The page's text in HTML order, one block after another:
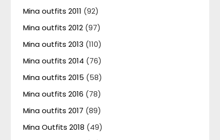
Mina outfits 2011 (92)
Mina outfits 2012 (97)
Mina outfits 2013 (110)
Mina outfits 2014 (76)
Mina outfits 2015 (58)
Mina outfits 2016 (78)
Mina outfits 2017 (89)
Mina Outfits 2018 (49)